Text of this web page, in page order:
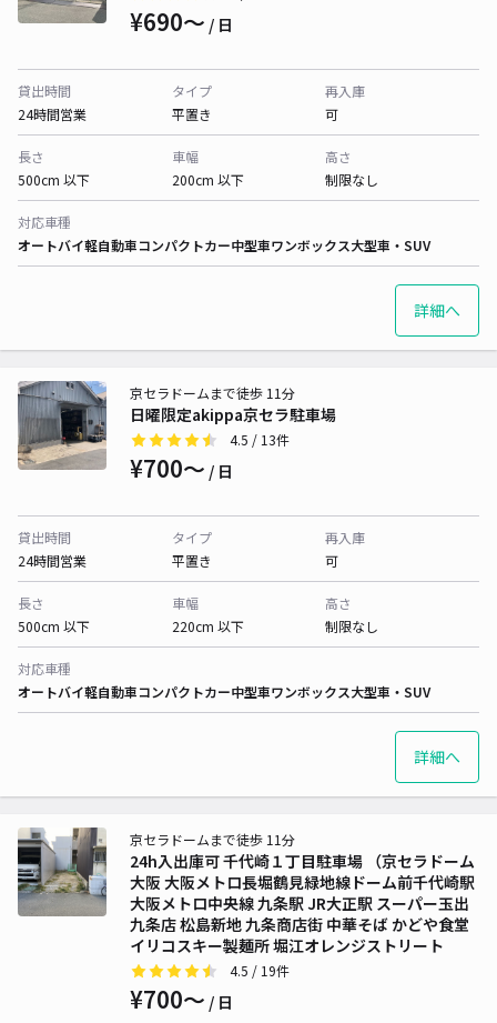
¥690〜 / 日
貸出時間
24時間営業
タイプ
平置き
再入庫
可
長さ
500cm 以下
車幅
200cm 以下
高さ
制限なし
対応車種
オートバイ軽自動車コンパクトカー中型車ワンボックス大型車・SUV
詳細へ
日曜限定akippa京セラ駐車場
京セラドームまで徒歩 11分
4.5 / 13件
¥700〜 / 日
貸出時間
24時間営業
タイプ
平置き
再入庫
可
長さ
500cm 以下
車幅
220cm 以下
高さ
制限なし
対応車種
オートバイ軽自動車コンパクトカー中型車ワンボックス大型車・SUV
詳細へ
24h入出庫可 千代崎１丁目駐車場 （京セラドーム
大阪 大阪メトロ長堀鶴見緑地線ドーム前千代崎駅
大阪メトロ中央線 九条駅 JR大正駅 スーパー玉出
九条店 松島新地 九条商店街 中華そば かどや食堂
イリコスキー製麺所 堀江オレンジストリート
京セラドームまで徒歩 11分
4.5 / 19件
¥700〜 / 日